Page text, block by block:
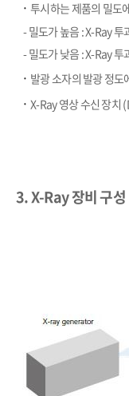
​· 투시하는 제품의 밀도
- 밀도가 높음 : X-Ray 투
- 밀도가 낮음 : X-Ray 투
​· 발광 소자의 발광 정
​·X-Ray 영상 수신 장치
3. X-Ray 장비 구성